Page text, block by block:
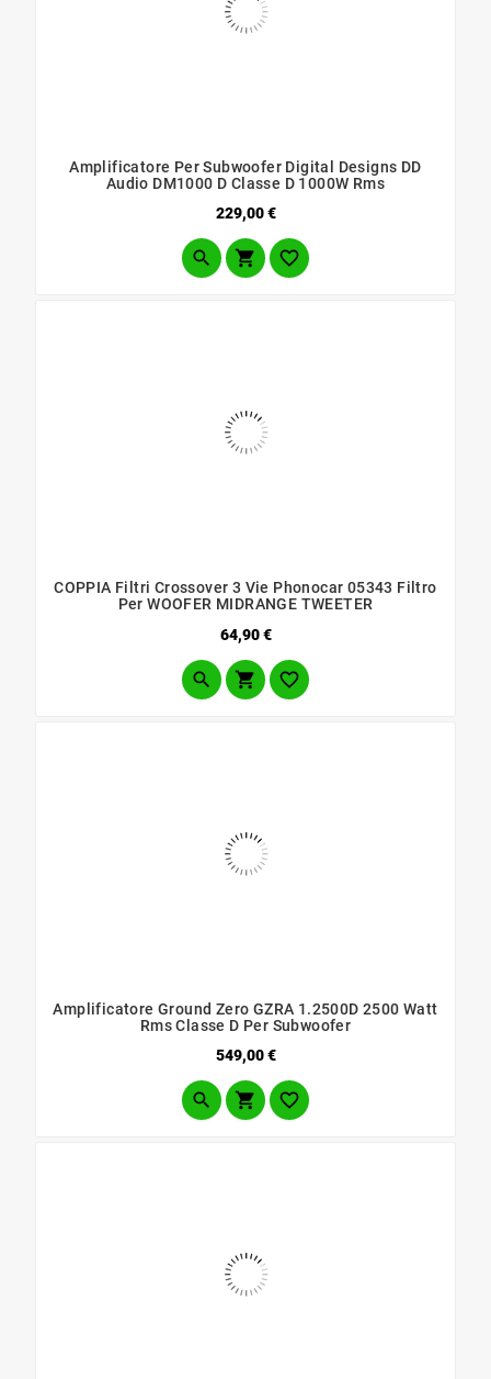
Amplificatore Per Subwoofer Digital Designs DD
Audio DM1000 D Classe D 1000W Rms
229,00 €Prezzo
  
COPPIA Filtri Crossover 3 Vie Phonocar 05343 Filtro
Per WOOFER MIDRANGE TWEETER
64,90 €Prezzo
  
Amplificatore Ground Zero GZRA 1.2500D 2500 Watt
Rms Classe D Per Subwoofer
549,00 €Prezzo
  